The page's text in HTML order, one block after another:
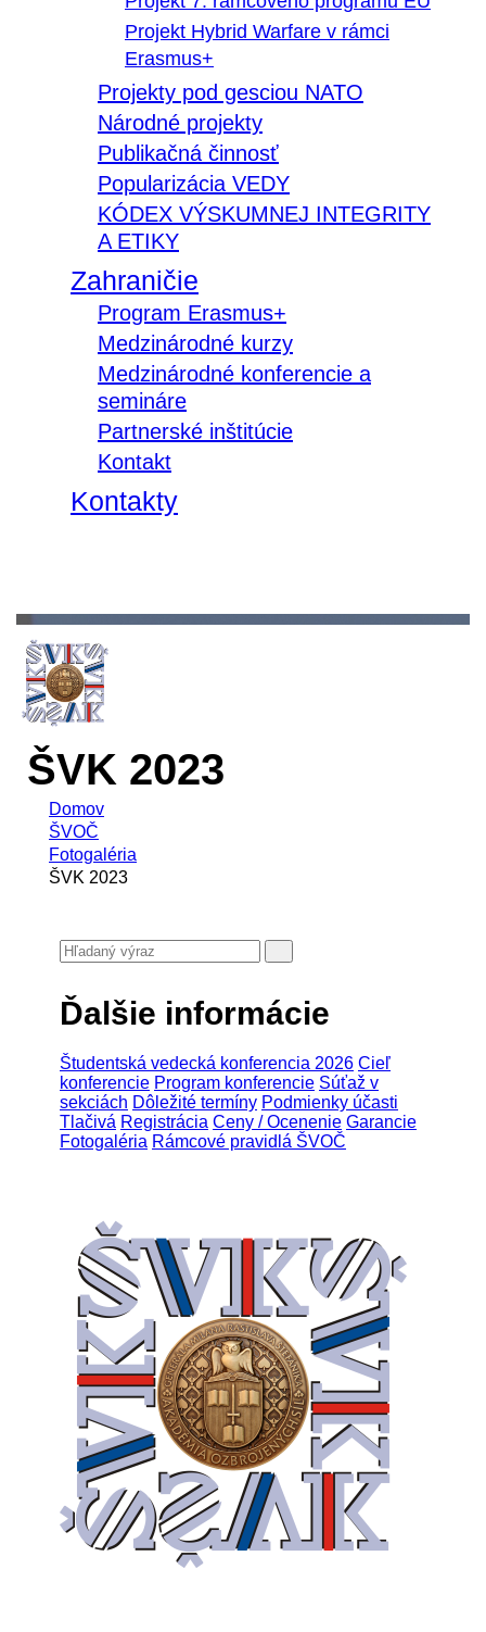
Projekt Hybrid Warfare v rámci
Erasmus+
Projekty pod gesciou NATO
Národné projekty
Publikačná činnosť
Popularizácia VEDY
KÓDEX VÝSKUMNEJ INTEGRITY
A ETIKY
Zahraničie
Program Erasmus+
Medzinárodné kurzy
Medzinárodné konferencie a
semináre
Partnerské inštitúcie
Kontakt
Kontakty
ŠVK 2023
Domov
ŠVOČ
Fotogaléria
ŠVK 2023
Ďalšie informácie
Študentská vedecká konferencia 2026 Cieľ
konferencie Program konferencie Súťaž v
sekciách Dôležité termíny Podmienky účasti
Tlačivá Registrácia Ceny / Ocenenie Garancie
Fotogaléria Rámcové pravidlá ŠVOČ